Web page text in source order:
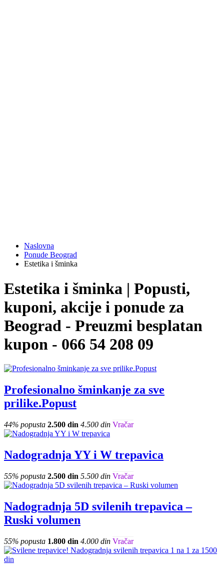
Naslovna
Ponude Beograd
Estetika i šminka
Estetika i šminka | Popusti,
kuponi, akcije i ponude za
Beograd - Preuzmi besplatan
kupon - 066 54 208 09
Profesionalno šminkanje za sve
prilike.Popust
44% popusta 2.500 din 4.500 din Vračar
Nadogradnja YY i W trepavica
55% popusta 2.500 din 5.500 din Vračar
Nadogradnja 5D svilenih trepavica –
Ruski volumen
55% popusta 1.800 din 4.000 din Vračar